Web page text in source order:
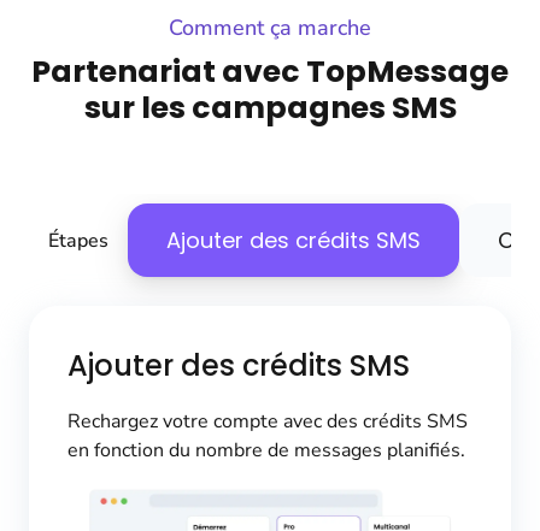
Comment ça marche
Partenariat avec TopMessage
sur les campagnes SMS
Étapes Ajouter des crédits SMS
Ajouter des crédits SMS
Rechargez votre compte avec des crédits SMS
en fonction du nombre de messages planifiés.